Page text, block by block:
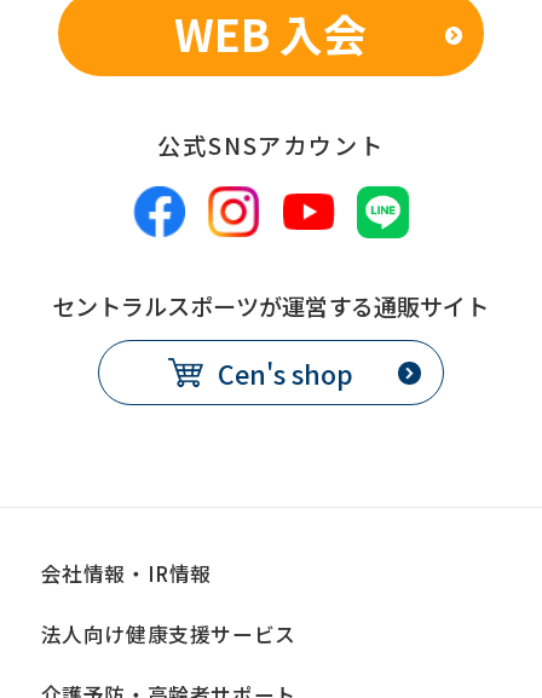
WEB 入会
公式SNSアカウント
セントラルスポーツが運営する通販サイト
Cen's shop
会社情報・IR情報
法人向け健康支援サービス